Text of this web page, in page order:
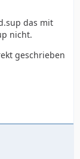
das mit
nicht.
geschrieben